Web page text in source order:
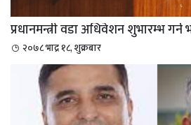
प्रधानमन्त्री वडा अधिवेशन शुभारम्भ
२०७८ भाद्र १८, शुक्रबार